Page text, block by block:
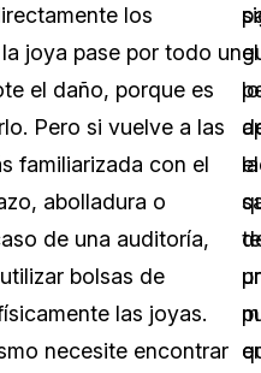
los
joya pase por todo un
el daño, porque es
Pero si vuelve a las
familiarizada con el
abolladura o
de una auditoría,
bolsas de
las joyas.
necesite encontrar
el
la